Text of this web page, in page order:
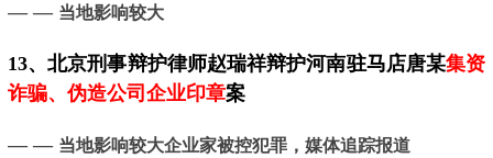
— — 当地影响较大
13、北京刑事辩护律师赵瑞祥辩护河南驻马店唐某集资
诈骗、伪造公司企业印章案
— — 当地影响较大企业家被控犯罪，媒体追踪报道